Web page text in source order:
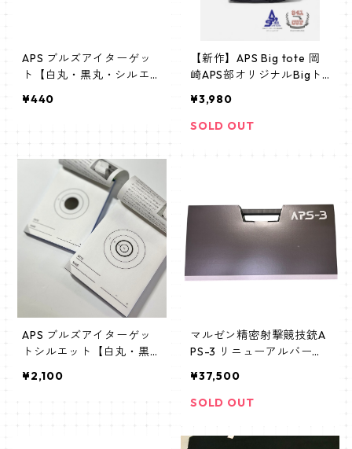
APS ブルズアイターゲッ
ト【白丸・黒丸・シルエッ
¥440
【新作】APS Big tote 岡
崎APS部オリジナルBigト
¥3,980
SOLD OUT
APS ブルズアイターゲッ
トシルエット【白丸・黒
¥2,100
マルゼン精密射撃競技銃A
PS-3 リニューアルバージ
¥37,500
SOLD OUT